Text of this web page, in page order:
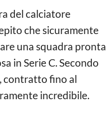
del calciatore
che sicuramente
una squadra pronta
in Serie C. Secondo
, contratto fino al
incredibile.